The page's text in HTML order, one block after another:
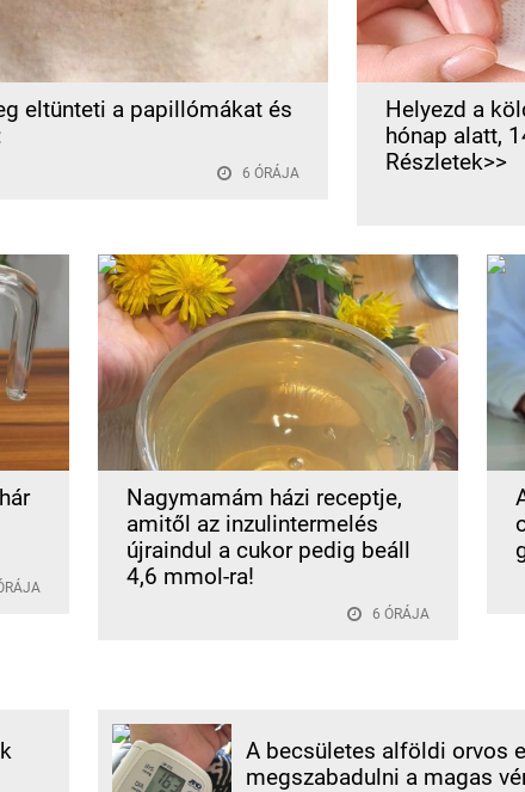
eltünteti a papillómákat és
6 ÓRÁJA
Helyezd a
hónap alatt,
Részletek>>
Nagymamám házi receptje,
amitől az inzulintermelés
újraindul a cukor pedig beáll
4,6 mmol-ra!
6 ÓRÁJA
A becsületes alföldi orvos
megszabadulni a magas